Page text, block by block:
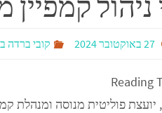
27 באוקטובר 2024 קובי ברדה
Reading
יועצת פוליטית מנוסה ומנהלת